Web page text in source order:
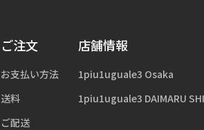
ご注文
お支払い方法
送料
ご配送
店舗情報
1piu1uguale3 Osaka
1piu1uguale3 DAIMARU